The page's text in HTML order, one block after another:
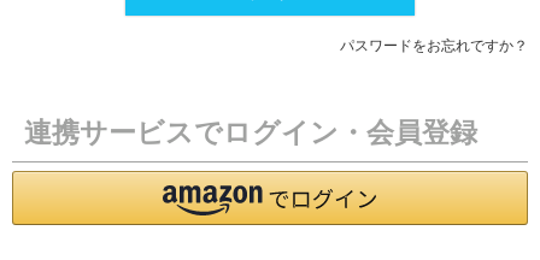
パスワードをお忘れですか？
連携サービスでログイン・会員登録